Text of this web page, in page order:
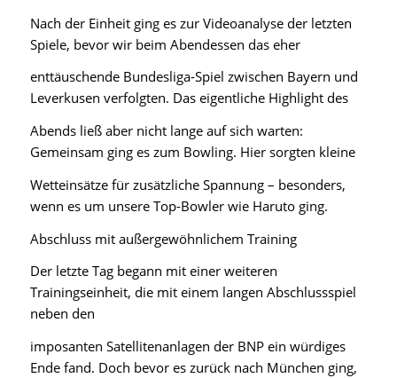
Nach der Einheit ging es zur Videoanalyse der letzten
Spiele, bevor wir beim Abendessen das eher
enttäuschende Bundesliga-Spiel zwischen Bayern und
Leverkusen verfolgten. Das eigentliche Highlight des
Abends ließ aber nicht lange auf sich warten:
Gemeinsam ging es zum Bowling. Hier sorgten kleine
Wetteinsätze für zusätzliche Spannung – besonders,
wenn es um unsere Top-Bowler wie Haruto ging.
Abschluss mit außergewöhnlichem Training
Der letzte Tag begann mit einer weiteren
Trainingseinheit, die mit einem langen Abschlussspiel
neben den
imposanten Satellitenanlagen der BNP ein würdiges
Ende fand. Doch bevor es zurück nach München ging,